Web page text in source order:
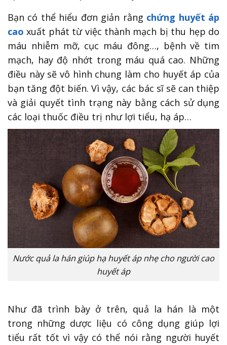
Bạn có thể hiểu đơn giản rằng chứng huyết áp
cao xuất phát từ việc thành mạch bị thu hẹp do
máu nhiễm mỡ, cục máu đông…, bệnh về tim
mạch, hay độ nhớt trong máu quá cao. Những
điều này sẽ vô hình chung làm cho huyết áp của
bạn tăng đột biến. Vì vậy, các bác sĩ sẽ can thiệp
và giải quyết tình trạng này bằng cách sử dụng
các loại thuốc điều trị như lợi tiểu, hạ áp…
Nước quả la hán giúp hạ huyết áp nhẹ cho người cao
huyết áp
Như đã trình bày ở trên, quả la hán là một
trong những dược liệu có công dụng giúp lợi
tiểu rất tốt vì vậy có thể nói rằng người huyết